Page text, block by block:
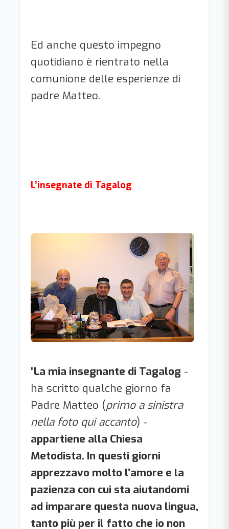
Ed anche questo impegno
quotidiano è rientrato nella
comunione delle esperienze di
padre Matteo.
L’insegnate di Tagalog
"La mia insegnante di Tagalog -
ha scritto qualche giorno fa
Padre Matteo (primo a sinistra
nella foto qui accanto) -
appartiene alla Chiesa
Metodista. In questi giorni
apprezzavo molto l’amore e la
pazienza con cui sta aiutandomi
ad imparare questa nuova lingua,
tanto più per il fatto che io non